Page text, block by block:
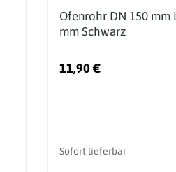
Ofenrohr DN 150 mm
mm Schwarz
11,90 €
Sofort lieferbar